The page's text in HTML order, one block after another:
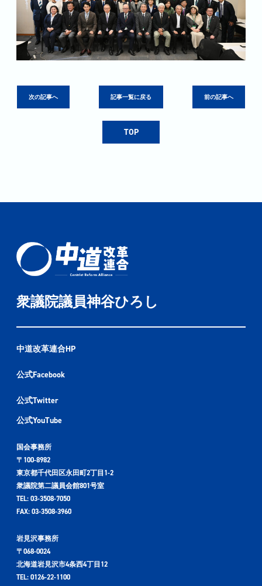
次の記事へ 記事一覧に戻る 前の記事へ
TOP
衆議院議員神谷ひろし
中道改革連合HP
公式Facebook
公式Twitter
公式YouTube
国会事務所
〒100-8982
東京都千代田区永田町2丁目1-2
衆議院第二議員会館801号室
TEL: 03-3508-7050
FAX: 03-3508-3960
岩見沢事務所
〒068-0024
北海道岩見沢市4条西4丁目12
TEL: 0126-22-1100